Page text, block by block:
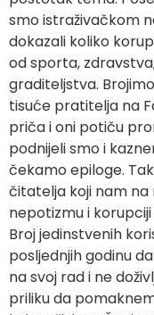
smo istraživačkom
dokazali koliko
od sporta,
graditeljstva.
tisuće pratitelja na
priča i oni potiču
podnijeli smo i
čekamo epiloge.
čitatelja koji nam na
nepotizmu i
Broj jedinstvenih
posljednjih godinu
na svoj rad i ne
priliku da